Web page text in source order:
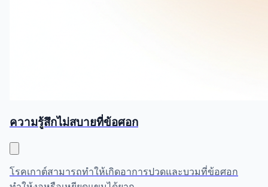
ความรู้สึกไม่สบายที่ข้อศอก
โรคเกาต์สามารถทำให้เกิดอาการปวดและบวมที่ข้อศอก